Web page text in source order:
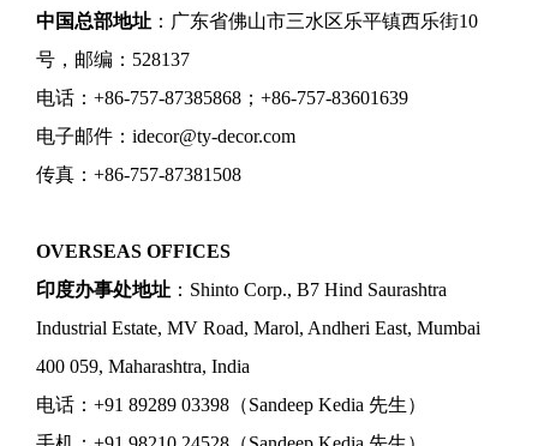
中国总部地址 ：广东省佛山市三水区乐平镇西乐街10
号，邮编：528137
电话：+86-757-87385868；+86-757-83601639
电子邮件：idecor@ty-decor.com
传真：+86-757-87381508
OVERSEAS OFFICES
印度办事处地址 ：Shinto Corp., B7 Hind Saurashtra
Industrial Estate, MV Road, Marol, Andheri East, Mumbai
400 059, Maharashtra, India
电话：+91 89289 03398（Sandeep Kedia 先生）